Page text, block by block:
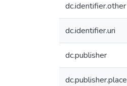
dc.identifier.other
dc.identifier.uri
dc.publisher
dc.publisher.place